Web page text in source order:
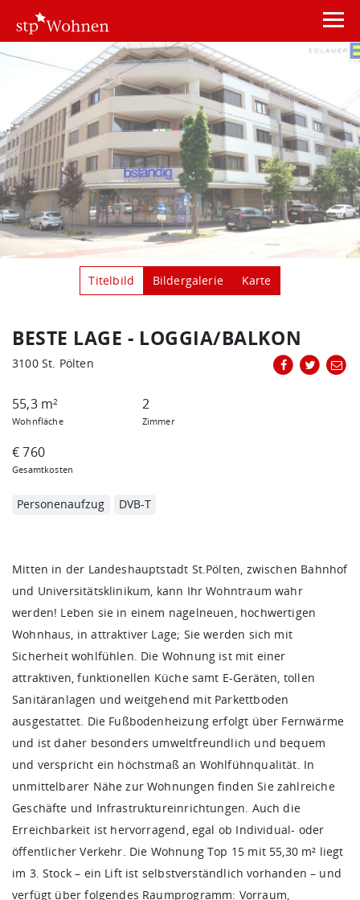
Titelbild Bildergalerie Karte
BESTE LAGE - LOGGIA/BALKON
3100 St. Pölten
55,3 m2
Wohnfläche
2
Zimmer
€ 760
Gesamtkosten
Personenaufzug DVB-T
Mitten in der Landeshauptstadt St.Pölten, zwischen Bahnhof
und Universitätsklinikum, kann Ihr Wohntraum wahr
werden! Leben sie in einem nagelneuen, hochwertigen
Wohnhaus, in attraktiver Lage; Sie werden sich mit
Sicherheit wohlfühlen. Die Wohnung ist mit einer
attraktiven, funktionellen Küche samt E-Geräten, tollen
Sanitäranlagen und weitgehend mit Parkettboden
ausgestattet. Die Fußbodenheizung erfolgt über Fernwärme
und ist daher besonders umweltfreundlich und bequem
und verspricht ein höchstmaß an Wohlfühnqualität. In
unmittelbarer Nähe zur Wohnungen finden Sie zahlreiche
Geschäfte und Infrastruktureinrichtungen. Auch die
Erreichbarkeit ist hervorragend, egal ob Individual- oder
öffentlicher Verkehr. Die Wohnung Top 15 mit 55,30 m² liegt
im 3. Stock – ein Lift ist selbstverständlich vorhanden – und
verfügt über folgendes Raumprogramm: Vorraum,